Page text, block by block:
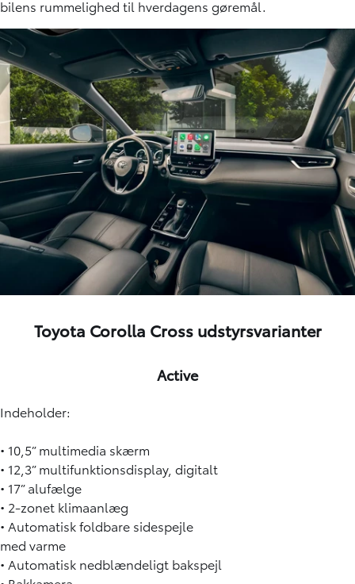
bilens rummelighed til hverdagens gøremål.
Toyota Corolla Cross udstyrsvarianter
Active
Indeholder:
• 10,5” multimedia skærm
• 12,3” multifunktionsdisplay, digitalt
• 17” alufælge
• 2-zonet klimaanlæg
• Automatisk foldbare sidespejle
med varme
• Automatisk nedblændeligt bakspejl